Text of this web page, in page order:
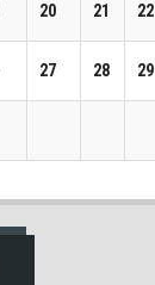
20 21 22
27 28 29